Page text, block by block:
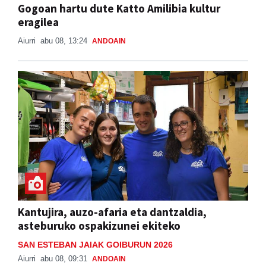
Gogoan hartu dute Katto Amilibia kultur
eragilea
Aiurri abu 08, 13:24 ANDOAIN
Kantujira, auzo-afaria eta dantzaldia,
asteburuko ospakizunei ekiteko
SAN ESTEBAN JAIAK GOIBURUN 2026
Aiurri abu 08, 09:31 ANDOAIN